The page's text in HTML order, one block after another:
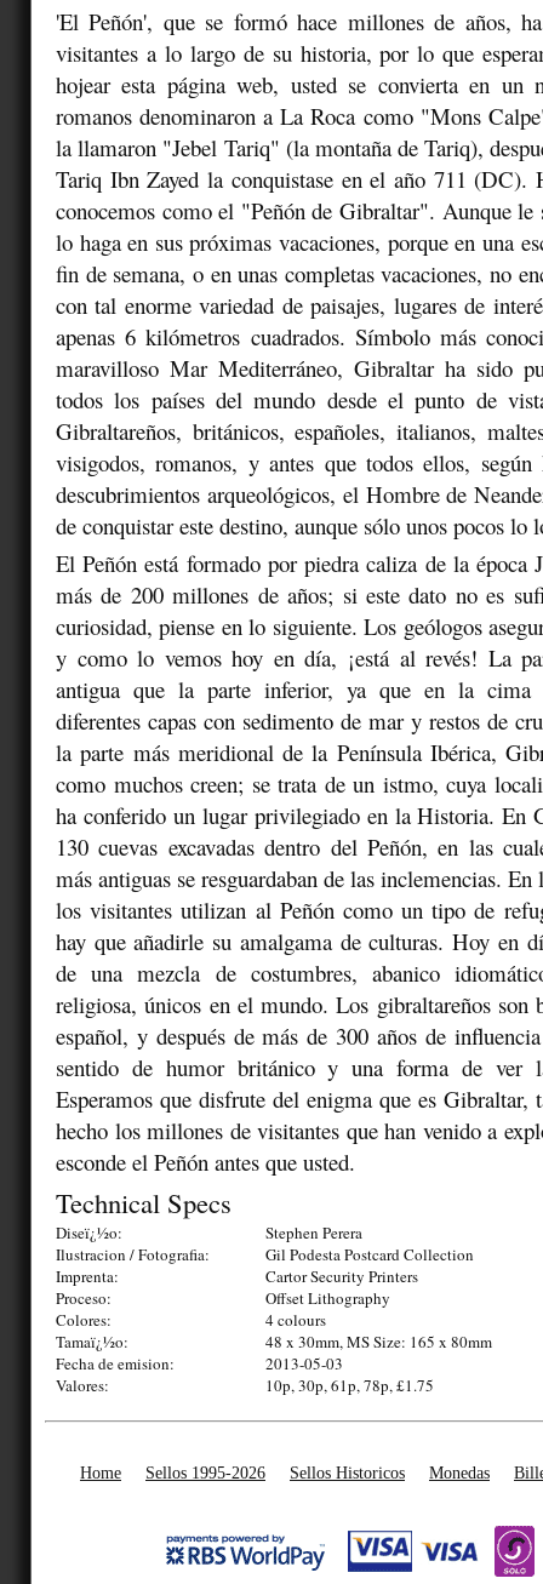
'El Peñón', que se formó hace millones de años,
visitantes a lo largo de su historia, por lo que
hojear esta página web, usted se convierta en un
romanos denominaron a La Roca como "Mons
la llamaron "Jebel Tariq" (la montaña de Tariq),
Tariq Ibn Zayed la conquistase en el año 711 (DC).
conocemos como el "Peñón de Gibraltar". Aunque le
lo haga en sus próximas vacaciones, porque en una
fin de semana, o en unas completas vacaciones, no
con tal enorme variedad de paisajes, lugares de
apenas 6 kilómetros cuadrados. Símbolo más
maravilloso Mar Mediterráneo, Gibraltar ha sido
todos los países del mundo desde el punto de
Gibraltareños, británicos, españoles, italianos,
visigodos, romanos, y antes que todos ellos, según
descubrimientos arqueológicos, el Hombre de
de conquistar este destino, aunque sólo unos pocos lo
El Peñón está formado por piedra caliza de la época
más de 200 millones de años; si este dato no es
curiosidad, piense en lo siguiente. Los geólogos
y como lo vemos hoy en día, ¡está al revés! La
antigua que la parte inferior, ya que en la cima
diferentes capas con sedimento de mar y restos de
la parte más meridional de la Península Ibérica,
como muchos creen; se trata de un istmo, cuya
ha conferido un lugar privilegiado en la Historia. En
130 cuevas excavadas dentro del Peñón, en las
más antiguas se resguardaban de las inclemencias.
los visitantes utilizan al Peñón como un tipo de
hay que añadirle su amalgama de culturas. Hoy en
de una mezcla de costumbres, abanico
religiosa, únicos en el mundo. Los gibraltareños son
español, y después de más de 300 años de
sentido de humor británico y una forma de ver
Esperamos que disfrute del enigma que es
hecho los millones de visitantes que han venido a
esconde el Peñón antes que usted.
Technical Specs
Diseï¿½o:
Stephen Perera
Ilustracion / Fotografia:
Gil Podesta Postcard Collection
Imprenta:
Cartor Security Printers
Proceso:
Offset Lithography
Colores:
4 colours
Tamaï¿½o:
48 x 30mm, MS Size: 165 x 80mm
Fecha de emision:
2013-05-03
Valores:
10p, 30p, 61p, 78p, £1.75
Home Sellos 1995-2026 Sellos Historicos Monedas